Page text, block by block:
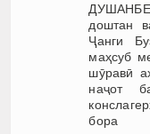
ДУШАНБЕ,
доштан
Ҷанги
маҳсуб
шӯравӣ
наҷот
бора